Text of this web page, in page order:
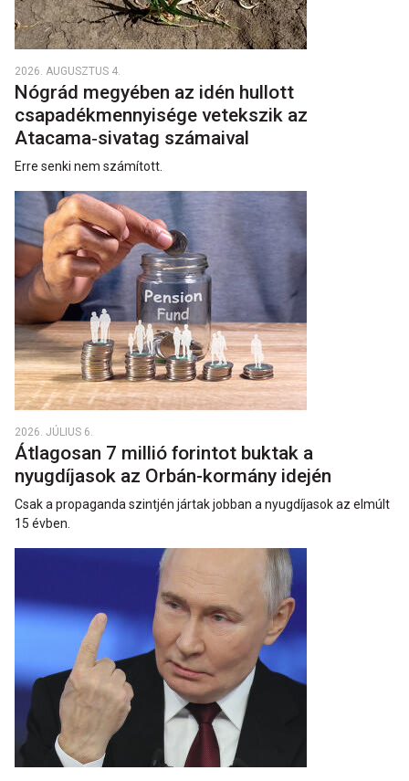
2026. AUGUSZTUS 4.
Nógrád megyében az idén hullott
csapadékmennyisége vetekszik az
Atacama‑sivatag számaival
Erre senki nem számított.
2026. JÚLIUS 6.
Átlagosan 7 millió forintot buktak a
nyugdíjasok az Orbán-kormány idején
Csak a propaganda szintjén jártak jobban a nyugdíjasok az elmúlt
15 évben.